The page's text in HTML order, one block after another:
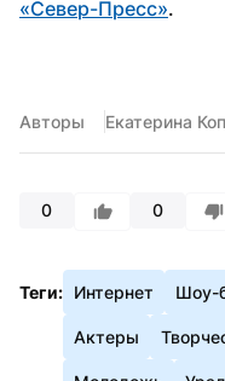
«Север-Пресс».
Авторы Екатерина
0 0
Теги: Интернет Шоу-
Актеры